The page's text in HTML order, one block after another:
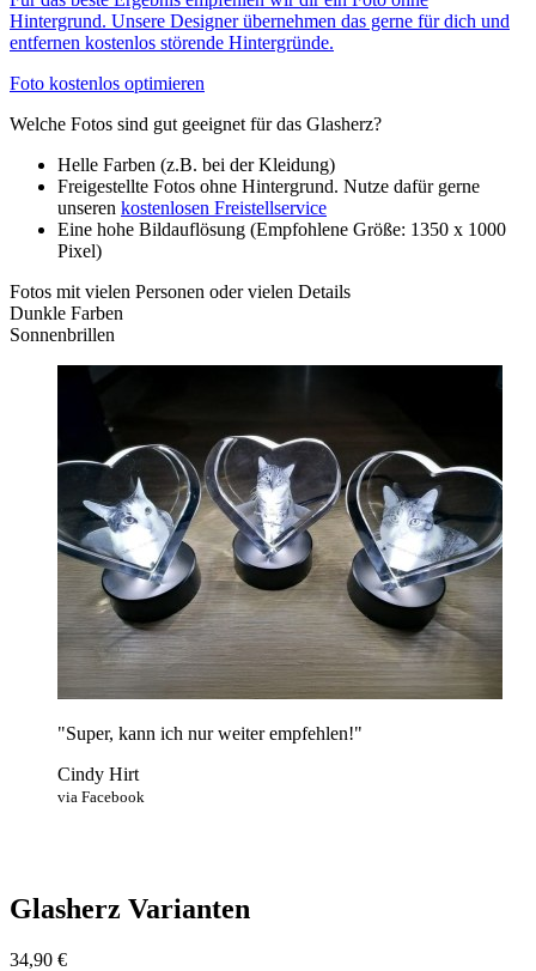
Hintergrund. Unsere Designer übernehmen das gerne für dich und
entfernen kostenlos störende Hintergründe.
Foto kostenlos optimieren
Welche Fotos sind gut geeignet für das Glasherz?
Helle Farben (z.B. bei der Kleidung)
Freigestellte Fotos ohne Hintergrund. Nutze dafür gerne
unseren kostenlosen Freistellservice
Eine hohe Bildauflösung (Empfohlene Größe: 1350 x 1000
Pixel)
Fotos mit vielen Personen oder vielen Details
Dunkle Farben
Sonnenbrillen
"Super, kann ich nur weiter empfehlen!"
Cindy Hirt
via Facebook
Glasherz Varianten
34,90 €